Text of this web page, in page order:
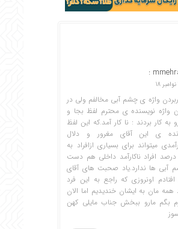
واژه ی چشم آبی مخالفم ولی در
واژه نویسنده ی محترم لفظ بجا و
به کار بردند : نا کار آمد.که این لفظ
ی این آقای مغرور و دلال
میتواند برای بسیاری ازافراد به
درصد افراد ناکارآمد داخلی هم دست
آبی ها ندارد.یاد صحبت های آقای
اونروزی که راجع به این فرد
مان به ایشان خندیدیم اما الان
بگم مارو ببخش جناب مایلی کهن